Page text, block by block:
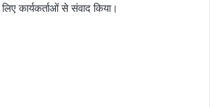
कार्यकर्ताओं से संवाद किया।